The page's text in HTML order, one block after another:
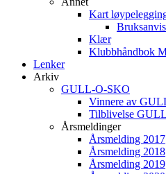
Kart
Klær
Klubbhåndbok
Lenker
Arkiv
GULL-O-SKO
Vinnere av
Tilblivelse
Årsmeldinger
Årsmelding 2017
Årsmelding 2018
Årsmelding 2019